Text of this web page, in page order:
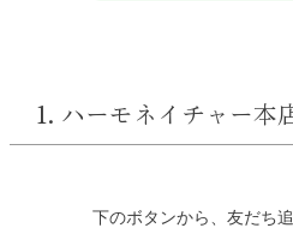
1. ハーモネイチャー本
下のボタンから、友だち